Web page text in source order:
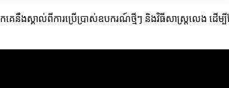
េនឹងស្គាល់ពីការប្រើប្រាស់ឧបករណ៍ថ្មីៗ និងវិធីសាស្រ្តលេង ដើ